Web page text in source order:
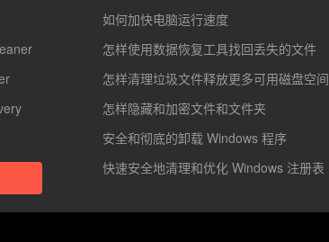
如何加快电脑运行速度
怎样使用数据恢复工具找回丢失的文件
怎样清理垃圾文件释放更多可用磁盘空间
怎样隐藏和加密文件和文件夹
安全和彻底的卸载 Windows 程序
快速安全地清理和优化 Windows 注册表